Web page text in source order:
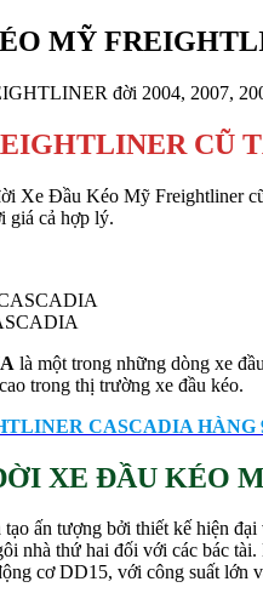
MỸ
đời 2004, 2007,
CŨ
Xe Đầu Kéo Mỹ Freightliner
giá cả hợp lý.
là một trong những dòng xe
trong thị trường xe đầu kéo.
CASCADIA HÀNG
XE ĐẦU KÉO
ấn tượng bởi thiết kế hiện
nhà thứ hai đối với các bác
cơ DD15, với công suất lớn